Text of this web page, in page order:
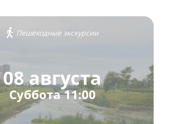
Пешеходные экскурсии
08 августа
Суббота 11:00